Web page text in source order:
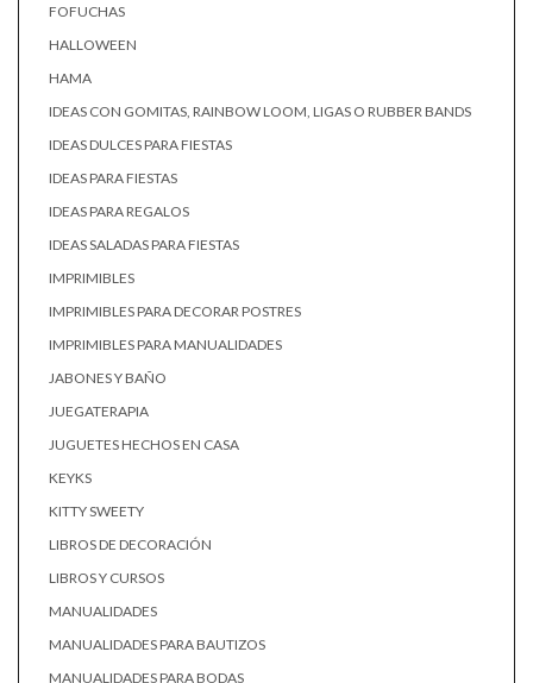
FOFUCHAS
HALLOWEEN
HAMA
IDEAS CON GOMITAS, RAINBOW LOOM, LIGAS O RUBBER BANDS
IDEAS DULCES PARA FIESTAS
IDEAS PARA FIESTAS
IDEAS PARA REGALOS
IDEAS SALADAS PARA FIESTAS
IMPRIMIBLES
IMPRIMIBLES PARA DECORAR POSTRES
IMPRIMIBLES PARA MANUALIDADES
JABONES Y BAÑO
JUEGATERAPIA
JUGUETES HECHOS EN CASA
KEYKS
KITTY SWEETY
LIBROS DE DECORACIÓN
LIBROS Y CURSOS
MANUALIDADES
MANUALIDADES PARA BAUTIZOS
MANUALIDADES PARA BODAS